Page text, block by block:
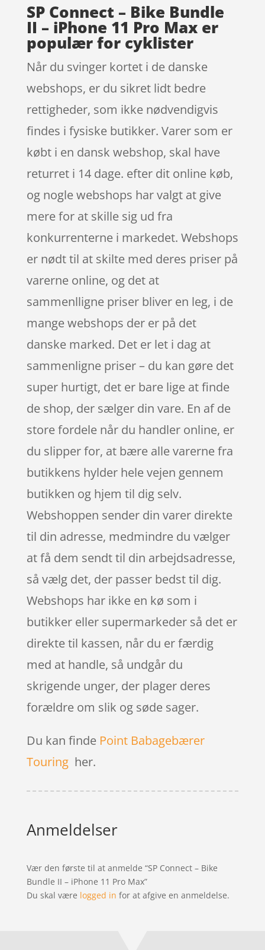
SP Connect – Bike Bundle
II – iPhone 11 Pro Max er
populær for cyklister
Når du svinger kortet i de danske
webshops, er du sikret lidt bedre
rettigheder, som ikke nødvendigvis
findes i fysiske butikker. Varer som er
købt i en dansk webshop, skal have
returret i 14 dage. efter dit online køb,
og nogle webshops har valgt at give
mere for at skille sig ud fra
konkurrenterne i markedet. Webshops
er nødt til at skilte med deres priser på
varerne online, og det at
sammenlligne priser bliver en leg, i de
mange webshops der er på det
danske marked. Det er let i dag at
sammenligne priser – du kan gøre det
super hurtigt, det er bare lige at finde
de shop, der sælger din vare. En af de
store fordele når du handler online, er
du slipper for, at bære alle varerne fra
butikkens hylder hele vejen gennem
butikken og hjem til dig selv.
Webshoppen sender din varer direkte
til din adresse, medmindre du vælger
at få dem sendt til din arbejdsadresse,
så vælg det, der passer bedst til dig.
Webshops har ikke en kø som i
butikker eller supermarkeder så det er
direkte til kassen, når du er færdig
med at handle, så undgår du
skrigende unger, der plager deres
forældre om slik og søde sager.
Du kan finde Point Babagebærer
Touringher.
Anmeldelser
Vær den første til at anmelde “SP Connect – Bike
Bundle II – iPhone 11 Pro Max”
Du skal være logged in for at afgive en anmeldelse.